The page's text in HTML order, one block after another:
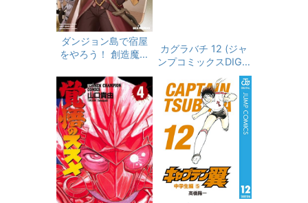
ダンジョン島で宿屋
をやろう！ 創造魔法
盛記: 10【イラスト
特典付】 (REXコミッ
クス)
カグラバチ 12 (ジャ
ンプコミックスDIGIT